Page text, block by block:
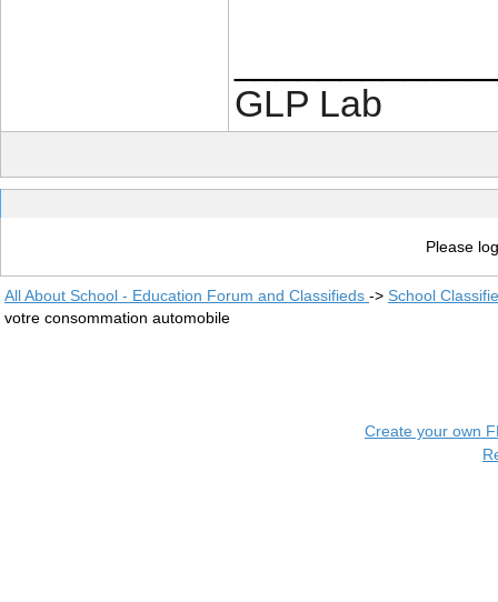
GLP Lab
Please
All About School - Education Forum and Classifieds -> School
votre consommation automobile
Create your own